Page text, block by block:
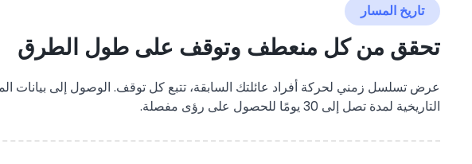
تاريخ المسار
تحقق من كل منعطف وتوقف على طول الطرق
عرض تسلسل زمني لحركة أفراد عائلتك السابقة، تتبع كل توقف. الوصول إلى بيانات
التاريخية لمدة تصل إلى 30 يومًا للحصول على رؤى مفصلة.